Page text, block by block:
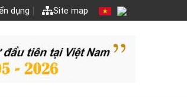
dụng Site map